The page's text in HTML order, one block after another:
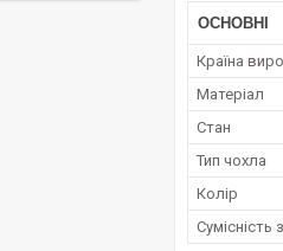
ОСНОВНІ
Країна
Матеріал
Стан
Тип чохла
Колір